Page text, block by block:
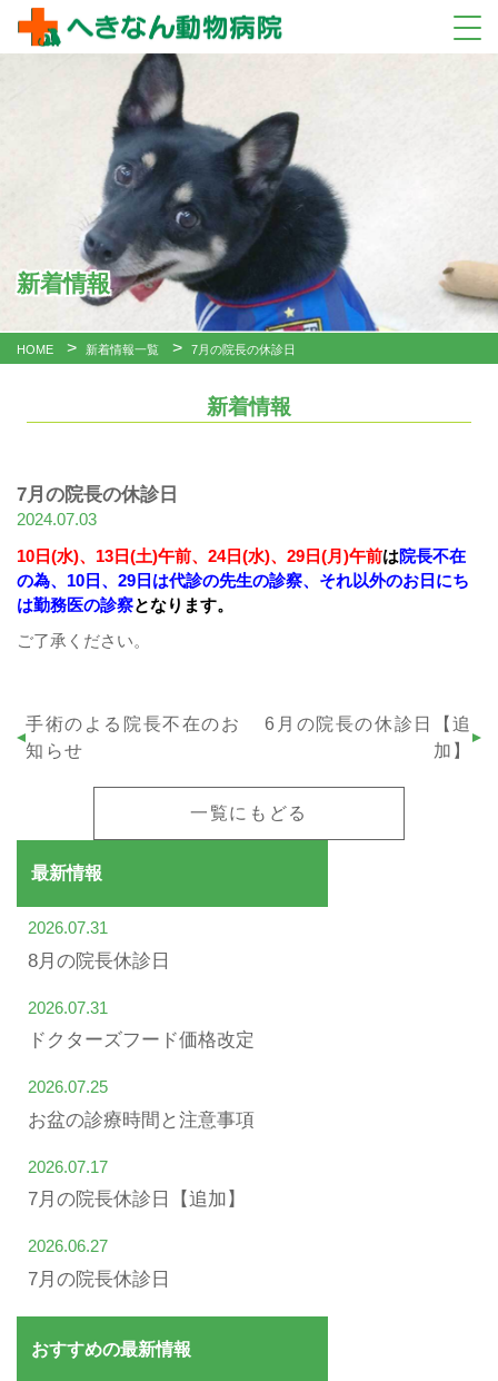
新着情報
HOME 新着情報一覧 7月の院長の休診日
新着情報
7月の院長の休診日
2024.07.03
10日(水)、13日(土)午前、24日(水)、29日(月)午前は院長不在
の為、10日、29日は代診の先生の診察、それ以外のお日にち
は勤務医の診察となります。
ご了承ください。
手術のよる院長不在のお
知らせ
一覧にもどる
6月の院長の休診日【追
加】
最新情報
2026.07.31
8月の院長休診日
2026.07.31
ドクターズフード価格改定
2026.07.25
お盆の診療時間と注意事項
2026.07.17
7月の院長休診日【追加】
2026.06.27
7月の院長休診日
おすすめの最新情報